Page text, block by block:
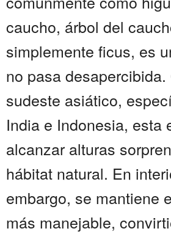
caucho, árbol del
simplemente ficus, es
no pasa
sudeste asiático,
India e Indonesia, esta
alcanzar alturas
hábitat natural. En
embargo, se mantiene
más manejable,